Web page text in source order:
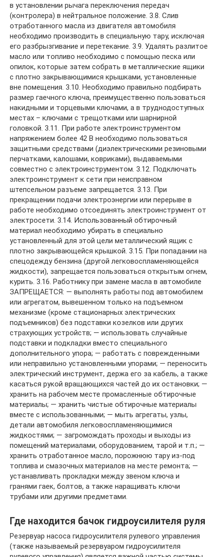
в установлении рычага переключения передач
(контролера) в нейтральное положение. 3.8. Слив
отработанного масла из двигателя автомобиля
необходимо производить в специальную тару, исключая
его разбрызгивание и перетекание. 3.9. Удалять разлитое
масло или топливо необходимо с помощью песка или
опилок, которые затем собрать в металлические ящики
с плотно закрывающимися крышками, установленные
вне помещения. 3.10. Необходимо правильно подбирать
размер гаечного ключа, преимущественно пользоваться
накидными и торцевыми ключами, а в труднодоступных
местах – ключами с трещотками или шарнирной
головкой. 3.11. При работе электроинструментом
напряжением более 42 В необходимо пользоваться
защитными средствами (диэлектрическими резиновыми
перчатками, калошами, ковриками), выдаваемыми
совместно с электроинструментом. 3.12. Подключать
электроинструмент к сети при неисправном
штепсельном разъеме запрещается. 3.13. При
прекращении подачи электроэнергии или перерыве в
работе необходимо отсоединять электроинструмент от
электросети. 3.14. Использованный обтирочный
материал необходимо убирать в специально
установленный для этой цели металлический ящик с
плотно закрывающейся крышкой. 3.15. При попадании на
спецодежду бензина (другой легковоспламеняющейся
жидкости), запрещается пользоваться открытым огнем,
курить. 3.16. Работнику при замене масла в автомобиле
ЗАПРЕЩАЕТСЯ: — выполнять работы под автомобилем
или агрегатом, вывешенном только на подъемном
механизме (кроме стационарных электрических
подъемников) без подставки козелков или других
страхующих устройств; — использовать случайные
подставки и подкладки вместо специального
дополнительного упора; — работать с поврежденными
или неправильно установленными упорами; — переносить
электрический инструмент, держа его за кабель, а также
касаться рукой вращающихся частей до их остановки; —
хранить на рабочем месте промасленные обтирочные
материалы; — хранить чистые обтирочные материалы
вместе с использованными; — мыть агрегаты, узлы,
детали автомобиля легковоспламеняющимися
жидкостями; — загромождать проходы и выходы из
помещений материалами, оборудованием, тарой и т.п.; —
хранить отработанное масло, порожнюю тару из-под
топлива и смазочных материалов на месте ремонта; —
устанавливать прокладки между звеном ключа и
гранями гаек, болтов, а также наращивать ключи
трубами или другими предметами.
Где находится бачок гидроусилителя руля
Резервуар насоса гидроусилителя рулевого управления
(также называемый резервуаром гидроусилителя